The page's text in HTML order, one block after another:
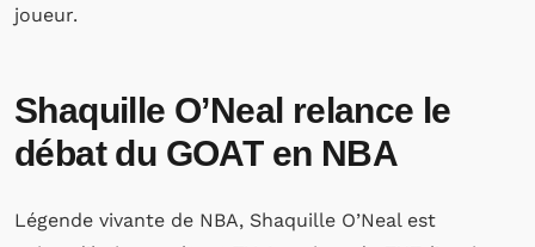
joueur.
Shaquille O’Neal relance le
débat du GOAT en NBA
Légende vivante de NBA, Shaquille O’Neal est